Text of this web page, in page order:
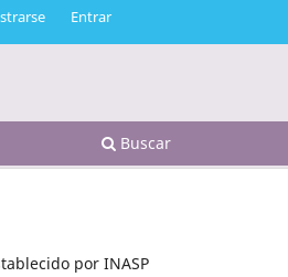
Buscar
Entrar
por INASP